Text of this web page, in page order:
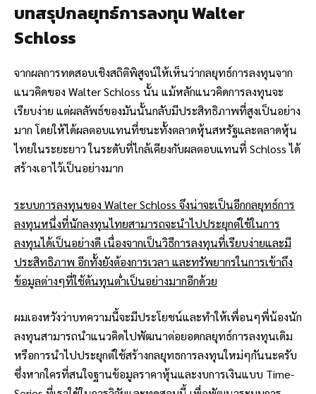
บทสรุปกลยุทธ์การลงทุน Walter
Schloss
จากผลการทดสอบเชิงสถิติพิสูจน์ให้เห็นว่ากลยุทธ์การลงทุนจาก
แนวคิดของ Walter Schloss นั้น แม้หลักแนวคิดการลงทุนจะ
เรียบง่าย แต่ผลลัพธ์ของมันนั้นกลับมีประสิทธิภาพที่สูงเป็นอย่าง
มาก โดยให้ได้ผลตอบแทนที่ชนะทั้งตลาดหุ้นสหรัฐและตลาดหุ้น
ไทยในระยะยาว ในระดับที่ไกล้เคียงกับผลตอบแทนที่ Schloss ได้
สร้างเอาไว้เป็นอย่างมาก
ระบบการลงทุนของ Walter Schloss จึงน่าจะเป็นอีกกลยุทธ์การ
ลงทุนหนึ่งที่นักลงทุนไทยสามารถจะนำไปประยุกต์ใช้ในการ
ลงทุนได้เป็นอย่างดี เนื่องจากเป็นวิธีการลงทุนที่เรียบง่ายและมี
ประสิทธิภาพ อีกทั้งยังต้องการเวลา และทรัพยากรในการเข้าถึง
ข้อมูลต่างๆที่ใช้ต้นทุนต่ำเป็นอย่างมากอีกด้วย
ผมเองหวังว่าบทความนี้จะมีประโยชน์และทำให้เพื่อนๆพี่น้องนัก
ลงทุนสามารถนำแนวคิดไปพัฒนาต่อยอดกลยุทธ์การลงทุนเดิม
หรือการนำไปประยุกต์ใช้สร้างกลยุทธการลงทุนใหม่ๆกันนะครับ
ซึ่งหากใครที่สนใจฐานข้อมูลราคาหุ้นและงบการเงินแบบ Time-